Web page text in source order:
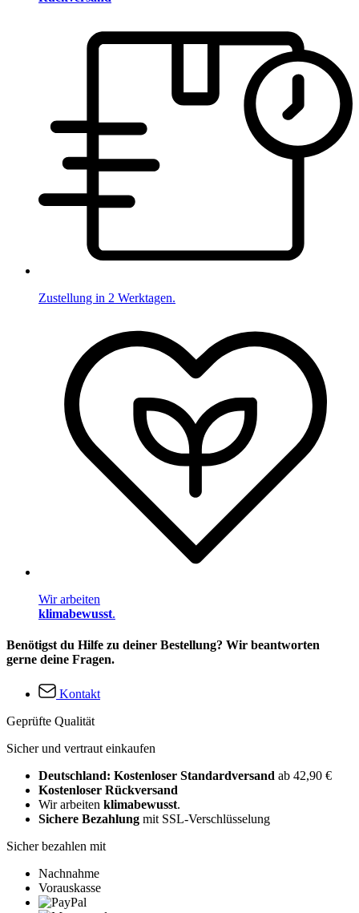
Zustellung in 2 Werktagen.
Wir arbeiten
klimabewusst.
Benötigst du Hilfe zu deiner Bestellung? Wir beantworten
gerne deine Fragen.
Kontakt
Geprüfte Qualität
Sicher und vertraut einkaufen
Deutschland: Kostenloser Standardversand ab 42,90 €
Kostenloser Rückversand
Wir arbeiten klimabewusst.
Sichere Bezahlung mit SSL-Verschlüsselung
Sicher bezahlen mit
Nachnahme
Vorauskasse